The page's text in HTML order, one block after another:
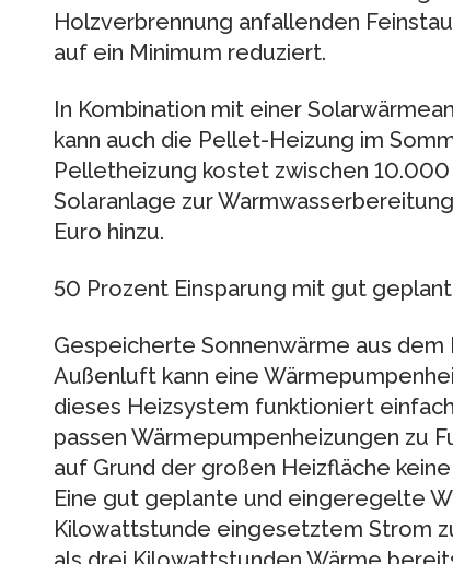
Holzverbrennung anfallenden
auf ein Minimum reduziert.
In Kombination mit einer
kann auch die Pellet-Heizung im
Pelletheizung kostet zwischen
Solaranlage zur
Euro hinzu.
50 Prozent Einsparung mit gut
Gespeicherte Sonnenwärme aus
Außenluft kann eine
dieses Heizsystem funktioniert
passen Wärmepumpenheizungen zu
auf Grund der großen Heizfläche
Eine gut geplante und eingeregelte
Kilowattstunde eingesetztem Strom